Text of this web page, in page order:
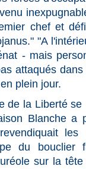
chef et
"A
- mais
attaqués
plein jour.
de la Liberté
Blanche a
les
du bouclier
sur la